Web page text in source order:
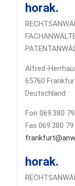
horak.
Alfred-
65760
Deutschland
Fon 069.380
Fax 069.380
horak.